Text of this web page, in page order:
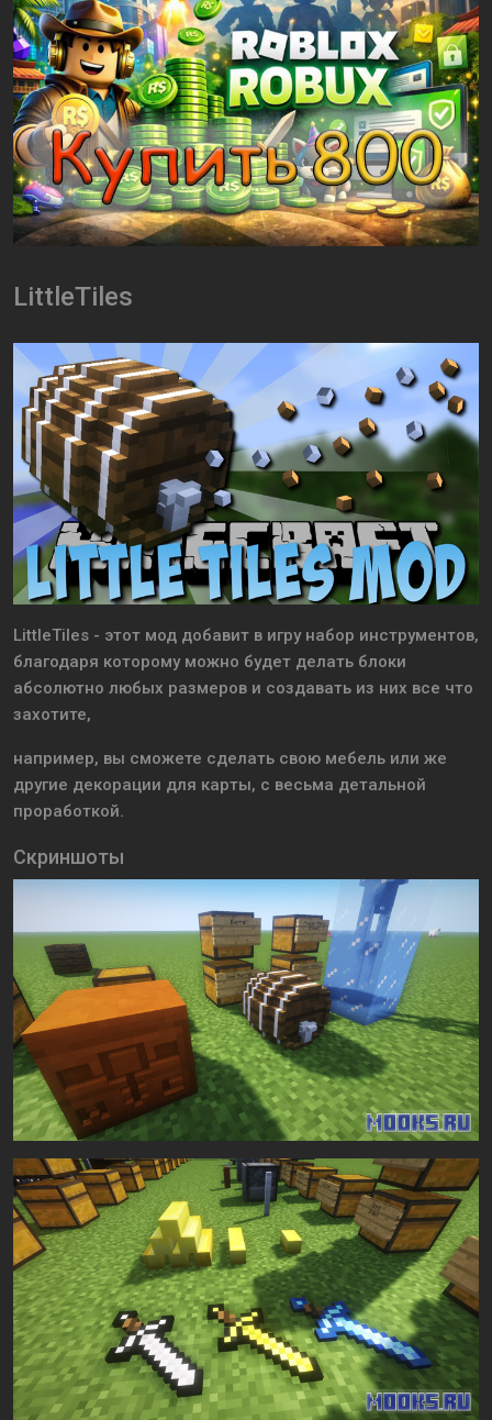
LittleTiles
LittleTiles - этот мод добавит в игру набор инструментов,
благодаря которому можно будет делать блоки
абсолютно любых размеров и создавать из них все что
захотите,
например, вы сможете сделать свою мебель или же
другие декорации для карты, с весьма детальной
проработкой.
Скриншоты